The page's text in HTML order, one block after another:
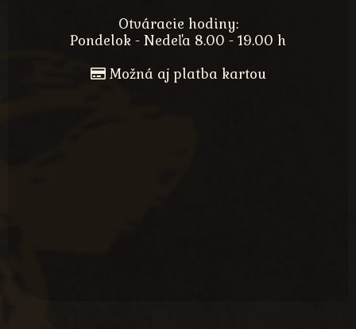
Otváracie hodiny:
Pondelok - Nedeľa 8.00 - 19.00 h
Možná aj platba kartou